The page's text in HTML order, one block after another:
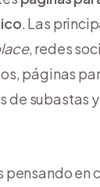
. Las
, redes
páginas
de subastas
pensando en